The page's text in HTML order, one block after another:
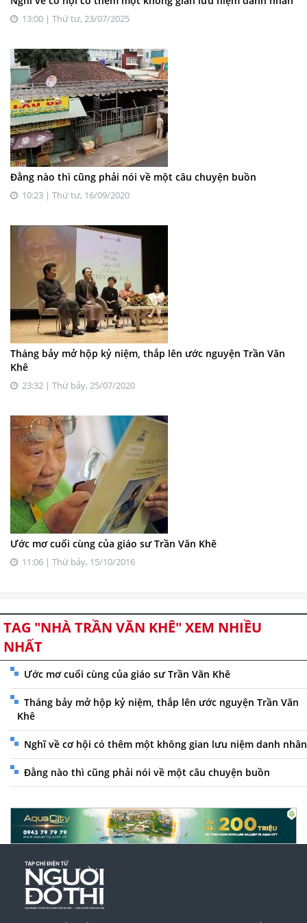
13:00 | Thứ tư, 23/07/2025
Đằng nào thì cũng phải nói về một câu chuyện buồn
10:23 | Thứ tư, 16/09/2020
Tháng bảy mở hộp kỷ niệm, thắp lên ước nguyện Trần Văn
Khê
23:32 | Thứ bảy, 25/07/2020
Ước mơ cuối cùng của giáo sư Trần Văn Khê
11:06 | Thứ bảy, 15/10/2016
TAG "NHÀ TRẦN VĂN KHÊ" XEM NHIỀU
NHẤT
Ước mơ cuối cùng của giáo sư Trần Văn Khê
Tháng bảy mở hộp kỷ niệm, thắp lên ước nguyện Trần Văn
Khê
Nghĩ về cơ hội có thêm một không gian lưu niệm danh nhân
Đằng nào thì cũng phải nói về một câu chuyện buồn